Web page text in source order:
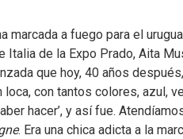
marcada a fuego para el
Italia de la Expo Prado, Aita
que hoy, 40 años
con tantos colores, azul,
hacer’, y así fue.
. Era una chica adicta a la